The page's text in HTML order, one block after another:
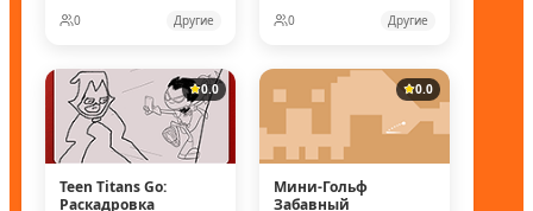
0 Другие 0 Другие
0.0
Teen Titans Go:
Раскадровка
0.0
Мини-Гольф
Забавный